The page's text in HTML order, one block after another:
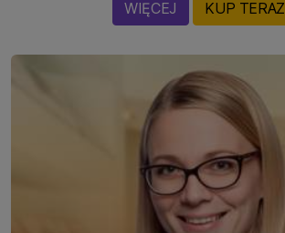
WIĘCEJ KUP TERAZ